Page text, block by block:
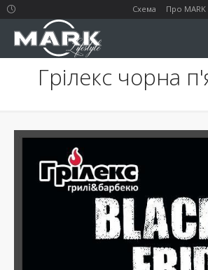
Схема Про MARK
Грілекс чорна